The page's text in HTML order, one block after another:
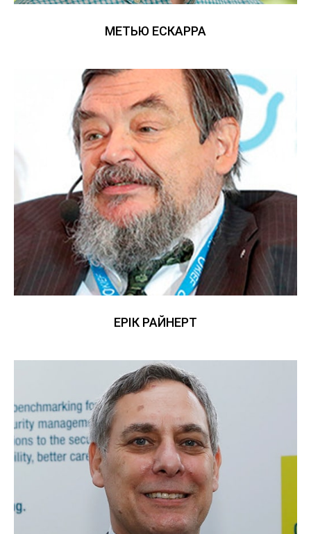
МЕТЬЮ ЕСКАРРА
ЕРІК РАЙНЕРТ